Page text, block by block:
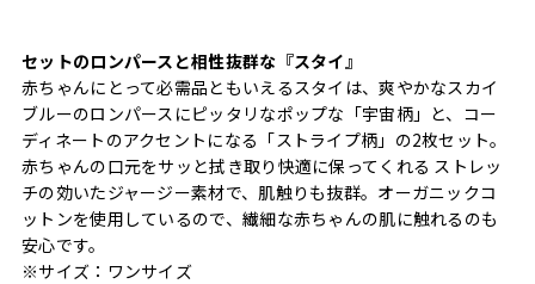
セットのロンパースと相性抜群な『スタイ』
赤ちゃんにとって必需品ともいえるスタイは、爽やかなスカイ
ブルーのロンパースにピッタリなポップな「宇宙柄」と、コー
ディネートのアクセントになる「ストライプ柄」の2枚セット。
赤ちゃんの口元をサッと拭き取り快適に保ってくれる ストレッ
チの効いたジャージー素材で、肌触りも抜群。オーガニックコ
ットンを使用しているので、繊細な赤ちゃんの肌に触れるのも
安心です。
※サイズ：ワンサイズ